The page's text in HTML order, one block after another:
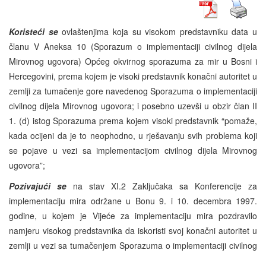
Koristeći seovlaštenjima koja su visokom predstavniku data u
članu V Aneksa 10 (Sporazum o implementaciji civilnog dijela
Mirovnog ugovora) Općeg okvirnog sporazuma za mir u Bosni i
Hercegovini, prema kojem je visoki predstavnik konačni autoritet u
zemlji za tumačenje gore navedenog Sporazuma o implementaciji
civilnog dijela Mirovnog ugovora; i posebno uzevši u obzir član II
1. (d) istog Sporazuma prema kojem visoki predstavnik “pomaže,
kada ocijeni da je to neophodno, u rješavanju svih problema koji
se pojave u vezi sa implementacijom civilnog dijela Mirovnog
ugovora”;
Pozivajući se na stav XI.2 Zaključaka sa Konferencije za
implementaciju mira održane u Bonu 9. i 10. decembra 1997.
godine, u kojem je Vijeće za implementaciju mira pozdravilo
namjeru visokog predstavnika da iskoristi svoj konačni autoritet u
zemlji u vezi sa tumačenjem Sporazuma o implementaciji civilnog